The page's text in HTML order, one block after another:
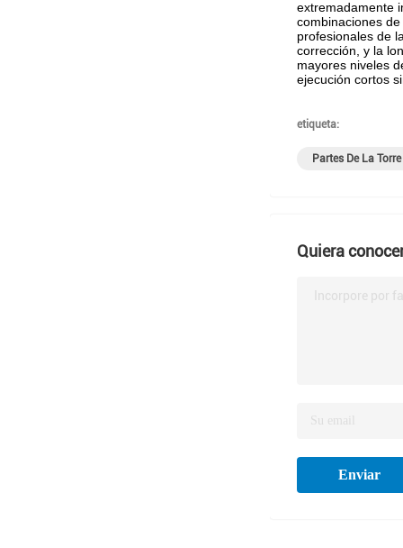
extremadamente
combinaciones
profesionales de
corrección, y la
mayores niveles
ejecución cortos
etiqueta:
Partes De La
Quiera
Incorpore por
Enviar